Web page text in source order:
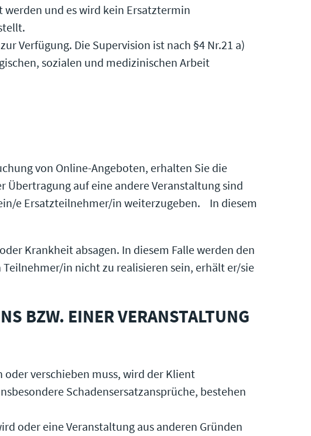
werden und es wird kein Ersatztermin
Verfügung. Die Supervision ist nach §4 Nr.21 a)
sozialen und medizinischen Arbeit
von Online-Angeboten, erhalten Sie die
auf eine andere Veranstaltung sind
e Ersatzteilnehmer/in weiterzugeben. In diesem
Krankheit absagen. In diesem Falle werden den
in nicht zu realisieren sein, erhält er/sie
BZW. EINER VERANSTALTUNG
oder verschieben muss, wird der Klient
Schadensersatzansprüche, bestehen
oder eine Veranstaltung aus anderen Gründen